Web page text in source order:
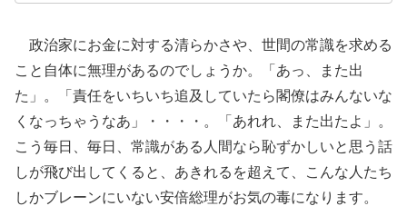
政治家にお金に対する清らかさや、世間の常識を求める
こと自体に無理があるのでしょうか。「あっ、また出
た」。「責任をいちいち追及していたら閣僚はみんないな
くなっちゃうなあ」・・・・。「あれれ、また出たよ」。
こう毎日、毎日、常識がある人間なら恥ずかしいと思う話
しが飛び出してくると、あきれるを超えて、こんな人たち
しかブレーンにいない安倍総理がお気の毒になります。